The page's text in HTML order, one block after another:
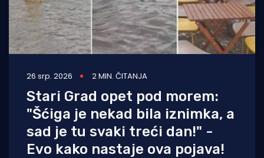
26 srp. 2026 2 MIN. ČITANJA
Stari Grad opet pod morem:
"Šćiga je nekad bila iznimka, a
sad je tu svaki treći dan!" -
Evo kako nastaje ova pojava!